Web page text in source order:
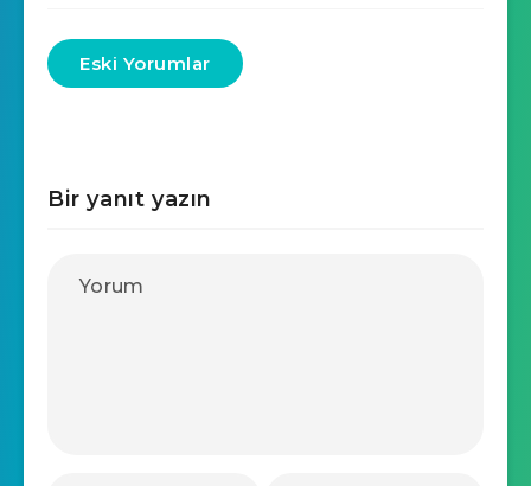
Eski Yorumlar
Bir yanıt yazın